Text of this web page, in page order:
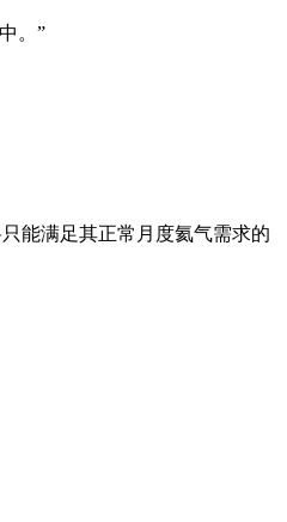
。”
能满足其正常月度氦气需求的